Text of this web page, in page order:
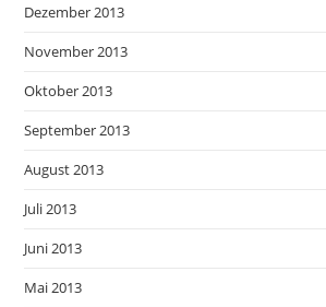
Dezember 2013
November 2013
Oktober 2013
September 2013
August 2013
Juli 2013
Juni 2013
Mai 2013